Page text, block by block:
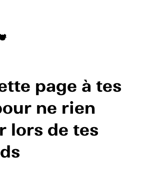
page à tes
ne rien
lors de tes